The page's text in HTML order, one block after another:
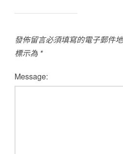
發佈留言必須填寫的電子郵件
標示為 *
Message: